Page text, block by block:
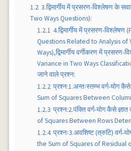
1.2 3.द्विमार्गीय में प्रसरण-विश्लेषण के
Two Ways Questions):
1.2.1 4.द्विमार्गीय में प्रसरण-
Questions Related to Analysis of
Ways),द्विमार्गीय वर्गीकरण में
Variance in Two Ways
जाने वाले प्रश्न:
1.2.2 प्रश्न:1.अन्तःस्तम्भ वर्ग-योग
Sum of Squares Between
1.2.3 प्रश्न:2.पंक्ति वर्ग-योग कैसे
of Squares Between Rows
1.2.4 प्रश्नः3.अवशिष्ट (त्रुटि) वर्ग-
the Sum of Squares of Residual